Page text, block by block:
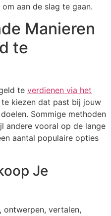
aan de slag te gaan.
Manieren
te
te verdienen via het
kiezen dat past bij jouw
Sommige methoden
andere vooral op de lange
aantal populaire opties
Je
ontwerpen, vertalen,